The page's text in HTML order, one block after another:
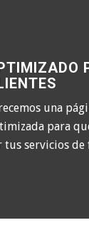
una
para
tus servicios de